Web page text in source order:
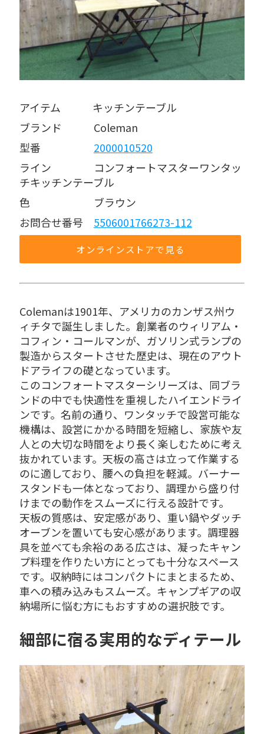
アイテム   キッチンテーブル
ブランド   Coleman
型番 2000010520
ライン    コンフォートマスターワンタッ
チキッチンテーブル
色      ブラウン
お問合せ番号 5506001766273-112
オンラインストアで見る
Colemanは1901年、アメリカのカンザス州ウ
ィチタで誕生しました。創業者のウィリアム・
コフィン・コールマンが、ガソリン式ランプの
製造からスタートさせた歴史は、現在のアウト
ドアライフの礎となっています。
このコンフォートマスターシリーズは、同ブラ
ンドの中でも快適性を重視したハイエンドライ
ンです。名前の通り、ワンタッチで設営可能な
機構は、設営にかかる時間を短縮し、家族や友
人との大切な時間をより長く楽しむために考え
抜かれています。天板の高さは立って作業する
のに適しており、腰への負担を軽減。バーナー
スタンドも一体となっており、調理から盛り付
けまでの動作をスムーズに行える設計です。
天板の質感は、安定感があり、重い鍋やダッチ
オーブンを置いても安心感があります。調理器
具を並べても余裕のある広さは、凝ったキャン
プ料理を作りたい方にとっても十分なスペース
です。収納時にはコンパクトにまとまるため、
車への積み込みもスムーズ。キャンプギアの収
納場所に悩む方にもおすすめの選択肢です。
細部に宿る実用的なディテール